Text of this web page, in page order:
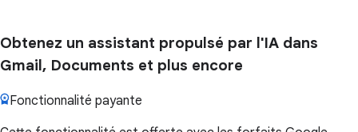
Obtenez un assistant propulsé par l'IA dans
Gmail, Documents et plus encore
Fonctionnalité payante